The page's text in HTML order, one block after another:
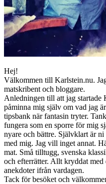
Hej!
Välkommen till Karlstein.nu.
matskribent och bloggare.
Anledningen till att jag startade
påminna mig själv om vad jag
tipsbank när fantasin tryter.
fungera som en sporre för mig
nyare och bättre. Självklart är
med mig. Jag vill inget annat.
mat. Små tilltugg, svenska
och efterrätter. Allt kryddat
anekdoter ifrån vardagen.
Tack för besöket och